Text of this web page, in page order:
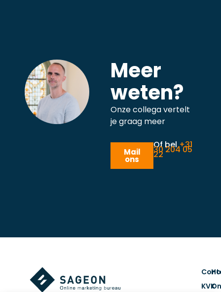
Meer
weten?
Onze collega vertelt
je graag meer
Mail
ons
Of bel+31
30 204 05
22
KVK